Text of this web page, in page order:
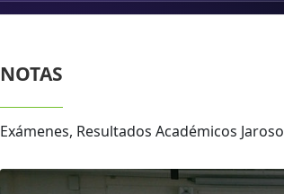
NOTAS
Exámenes, Resultados Académicos Jaroso